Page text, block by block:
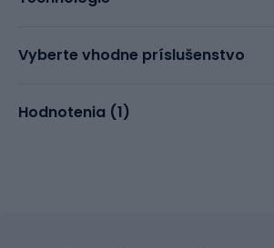
Vyberte vhodne príslušenstvo
Hodnotenia (1)